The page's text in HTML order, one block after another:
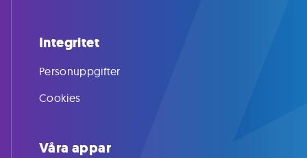
Integritet
Personuppgifter
Cookies
Våra appar